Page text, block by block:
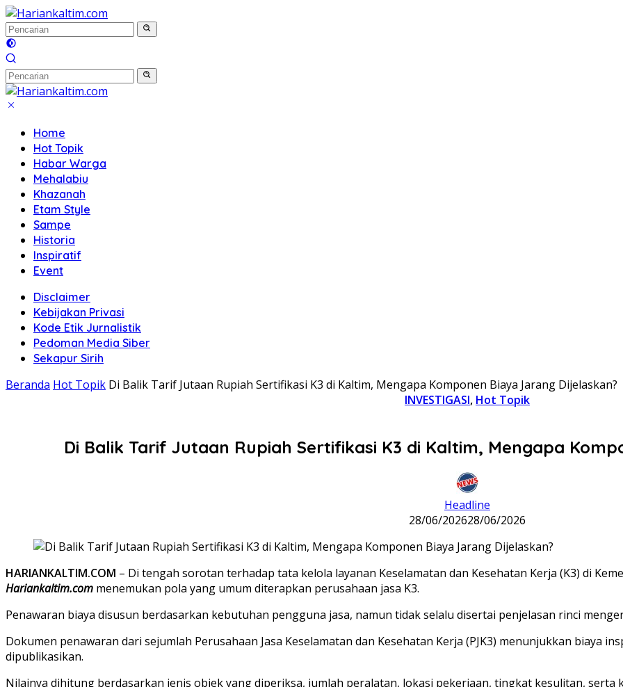
Langsung
ke
konten
Home
Hot Topik
Habar Warga
Mehalabiu
Khazanah
Etam Style
Sampe
Historia
Inspiratif
Event
Disclaimer
Kebijakan Privasi
Kode Etik Jurnalistik
Pedoman Media Siber
Sekapur Sirih
Beranda Hot Topik Di Balik Tarif Jutaan Rupiah Sertifikasi K3 di Kaltim, Mengapa Komponen Biaya Jarang Dijelaskan?
INVESTIGASI, Hot Topik
Di Balik Tarif Jutaan Rupiah Sertifikasi K3 di Kaltim, Mengapa
Headline
28/06/202628/06/2026
HARIANKALTIM.COM – Di tengah sorotan terhadap tata kelola layanan Keselamatan dan Kesehatan Kerja (K3) di
Hariankaltim.com menemukan pola yang umum diterapkan perusahaan jasa K3.
Penawaran biaya disusun berdasarkan kebutuhan pengguna jasa, namun tidak selalu disertai penjelasan rinci
Dokumen penawaran dari sejumlah Perusahaan Jasa Keselamatan dan Kesehatan Kerja (PJK3) menunjukkan biaya
dipublikasikan.
Nilainya dihitung berdasarkan jenis objek yang diperiksa, jumlah peralatan, lokasi pekerjaan, tingkat kesulitan, serta